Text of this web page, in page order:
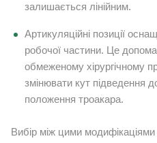
залишається лінійним.
Артикуляційні позиції
робочої частини. Це
обмеженому хірургічному
змінювати кут підведення
положення троакара.
Вибір між цими модифікаціями